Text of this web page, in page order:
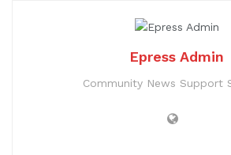
Epress Admin
Community News Support